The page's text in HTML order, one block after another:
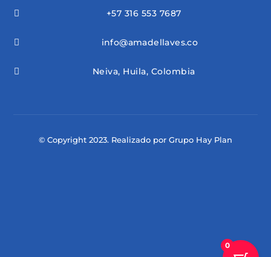
 +57 316 553 7687
 info@amadellaves.co
 Neiva, Huila, Colombia
© Copyright 2023. Realizado por Grupo Hay Plan
0